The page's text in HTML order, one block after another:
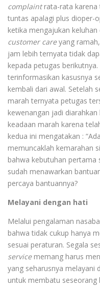
complaintrata-rata karena
tuntas apalagi plus dioper-
ketika mengajukan
customer careyang
jam lebih ternyata tidak
kepada petugas
terinformasikan kasusnya
kembali dari awal. Setelah
marah ternyata petugas
kewenangan jadi
keadaan marah karena
kedua ini mengatakan :
memuncaklah kemarahan
bahwa kebutuhan pertama
sudah menawarkan
percaya bantuannya?
Melayani dengan hati
Melalui pengalaman
bahwa tidak cukup hanya
sesuai peraturan. Segala
servicememang harus
yang seharusnya melayani
untuk membatu seseorang